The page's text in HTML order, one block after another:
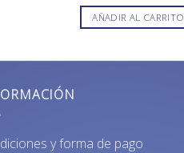
AÑADIR AL CARRITO
y forma de pago